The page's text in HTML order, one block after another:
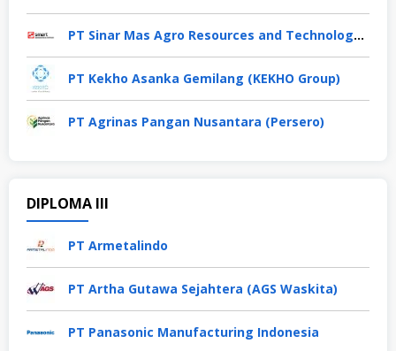
PT Sinar Mas Agro Resources and Technology Tbk
PT Kekho Asanka Gemilang (KEKHO Group)
PT Agrinas Pangan Nusantara (Persero)
DIPLOMA III
PT Armetalindo
PT Artha Gutawa Sejahtera (AGS Waskita)
PT Panasonic Manufacturing Indonesia